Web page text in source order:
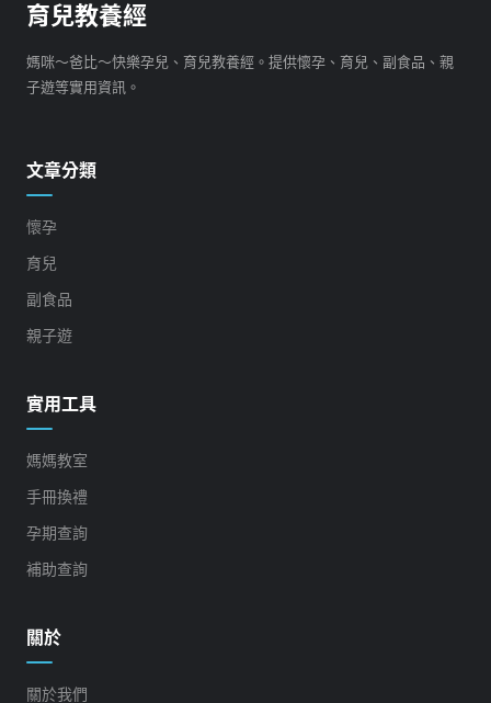
育兒教養經
媽咪～爸比～快樂孕兒、育兒教養經。提供懷孕、育兒、副食品、親
子遊等實用資訊。
文章分類
懷孕
育兒
副食品
親子遊
實用工具
媽媽教室
手冊換禮
孕期查詢
補助查詢
關於
關於我們